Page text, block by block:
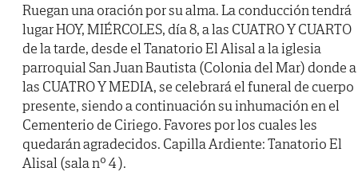
Ruegan una oración por su alma. La conducción tendrá
lugar HOY, MIÉRCOLES, día 8, a las CUATRO Y CUARTO
de la tarde, desde el Tanatorio El Alisal a la iglesia
parroquial San Juan Bautista (Colonia del Mar) donde a
las CUATRO Y MEDIA, se celebrará el funeral de cuerpo
presente, siendo a continuación su inhumación en el
Cementerio de Ciriego. Favores por los cuales les
quedarán agradecidos. Capilla Ardiente: Tanatorio El
Alisal (sala nº 4 ).